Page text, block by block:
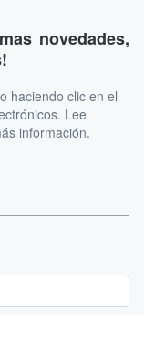
novedades,
haciendo clic en el
Lee
información.